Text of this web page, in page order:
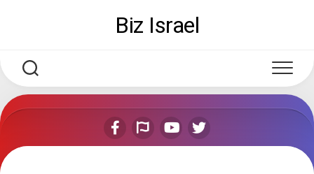
Biz Israel